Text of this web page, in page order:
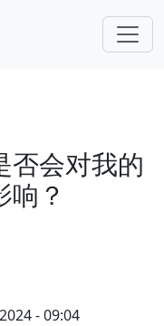
否会对我的
响？
- 09:04